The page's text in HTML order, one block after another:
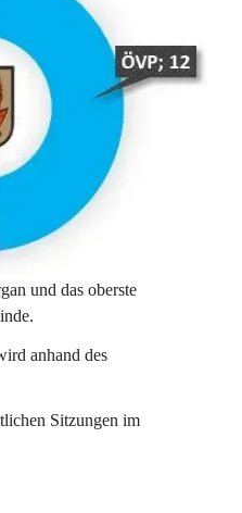
und das oberste
anhand des
Sitzungen im